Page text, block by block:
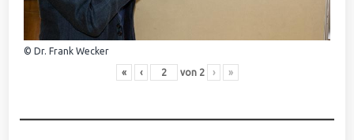
© Dr. Frank Wecker
« ‹ von 2 › »